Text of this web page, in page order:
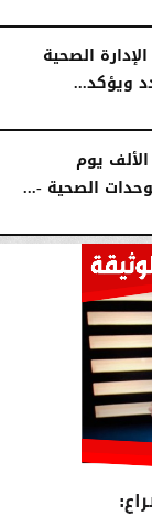
الصحية
ويؤكد...
يوم
الصحية -...